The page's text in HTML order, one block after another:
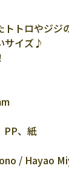
トトロやジ
サイズ♪
PP、紙
/ Hayao